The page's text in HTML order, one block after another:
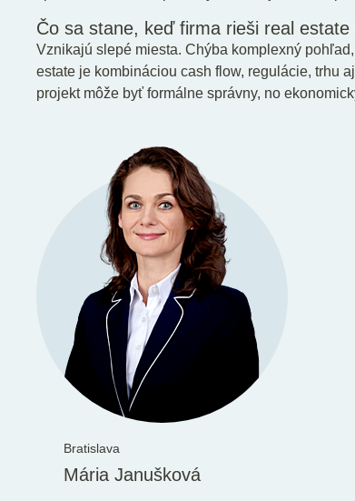
Čo sa stane, keď firma rieši real
Vznikajú slepé miesta. Chýba komplexný
estate je kombináciou cash flow, regulácie, trhu
projekt môže byť formálne správny, no
Bratislava
Mária Janušková